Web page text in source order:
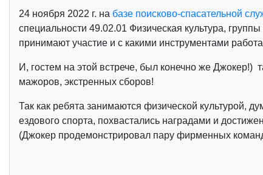
24 ноября 2022 г. на базе поисково-спасательной
специальности 49.02.01 Физическая культура,
принимают участие и с какими инструментами
И, гостем на этой встрече, был конечно же Джокер!)
мажоров, экстренных сборов!
Так как ребята занимаются физической культурой,
ездового спорта, похвастались наградами и
(Джокер продемонстрировал пару фирменных